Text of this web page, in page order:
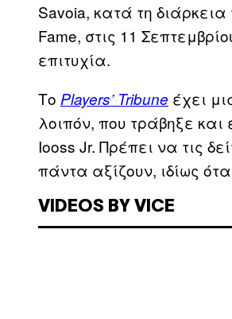
Savoia, κατά τη διάρκεια
Fame, στις 11
επιτυχία.
Το Players’ Tribune έχει
λοιπόν, που τράβηξε
Iooss Jr. Πρέπει να τις
πάντα αξίζουν, ιδίως
VIDEOS BY VICE